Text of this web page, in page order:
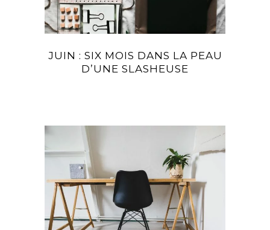
JUIN : SIX MOIS DANS LA PEAU
D’UNE SLASHEUSE